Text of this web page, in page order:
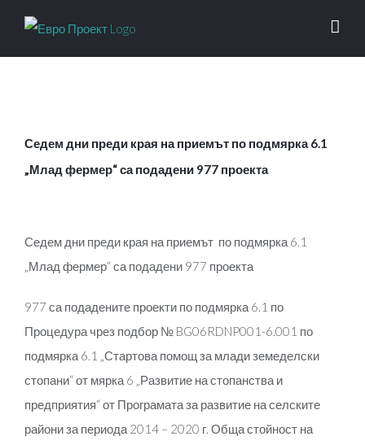
content
Седем дни преди края на приемът по подмярка 6.1
„Млад фермер“ са подадени 977 проекта
Larger
Image
Седем дни преди края на приемът по подмярка 6.1
„Млад фермер“ са подадени 977 проекта
977 са подадените проекти по подмярка 6.1 по
Процедура чрез подбор № BG06RDNP001-6.001 по
подмярка 6.1 „Стартова помощ за млади земеделски
стопани“ от мярка 6 „Развитие на стопанства и
предприятия“ от Програмата за развитие на селските
райони за периода 2014 – 2020 г. Обща стойност на